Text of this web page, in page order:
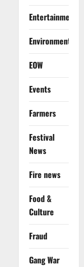
Entertainment
Environment
EOW
Events
Farmers
Festival
News
Fire news
Food &
Culture
Fraud
Gang War